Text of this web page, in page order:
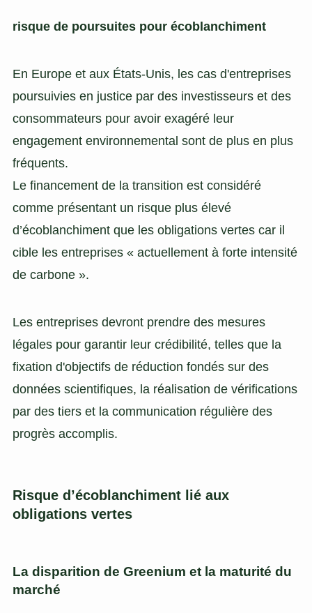
risque de poursuites pour écoblanchiment
En Europe et aux États-Unis, les cas d'entreprises
poursuivies en justice par des investisseurs et des
consommateurs pour avoir exagéré leur
engagement environnemental sont de plus en plus
fréquents.
Le financement de la transition est considéré
comme présentant un risque plus élevé
d’écoblanchiment que les obligations vertes car il
cible les entreprises « actuellement à forte intensité
de carbone ».
Les entreprises devront prendre des mesures
légales pour garantir leur crédibilité, telles que la
fixation d'objectifs de réduction fondés sur des
données scientifiques, la réalisation de vérifications
par des tiers et la communication régulière des
progrès accomplis.
Risque d’écoblanchiment lié aux
obligations vertes
La disparition de Greenium et la maturité du
marché